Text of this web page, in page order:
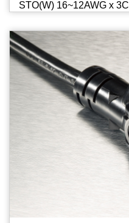
STO(W) 16~12AWG x 3C